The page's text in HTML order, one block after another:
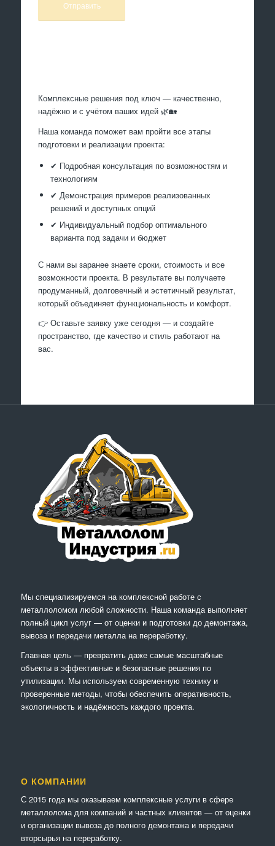
Комплексные решения под ключ — качественно,
надёжно и с учётом ваших идей 🌿🏡
Наша команда поможет вам пройти все этапы
подготовки и реализации проекта:
✔ Подробная консультация по возможностям и
технологиям
✔ Демонстрация примеров реализованных
решений и доступных опций
✔ Индивидуальный подбор оптимального
варианта под задачи и бюджет
С нами вы заранее знаете сроки, стоимость и все
возможности проекта. В результате вы получаете
продуманный, долговечный и эстетичный результат,
который объединяет функциональность и комфорт.
👉 Оставьте заявку уже сегодня — и создайте
пространство, где качество и стиль работают на
вас.
Мы специализируемся на комплексной работе с
металлоломом любой сложности. Наша команда выполняет
полный цикл услуг — от оценки и подготовки до демонтажа,
вывоза и передачи металла на переработку.
Главная цель — превратить даже самые масштабные
объекты в эффективные и безопасные решения по
утилизации. Мы используем современную технику и
проверенные методы, чтобы обеспечить оперативность,
экологичность и надёжность каждого проекта.
О КОМПАНИИ
С 2015 года мы оказываем комплексные услуги в сфере
металлолома для компаний и частных клиентов — от оценки
и организации вывоза до полного демонтажа и передачи
вторсырья на переработку.